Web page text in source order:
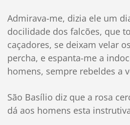
Admirava-me, dizia ele um
docilidade dos falcões, que
caçadores, se deixam velar
percha, e espanta-me a
homens, sempre rebeldes a
São Basílio diz que a rosa
dá aos homens esta